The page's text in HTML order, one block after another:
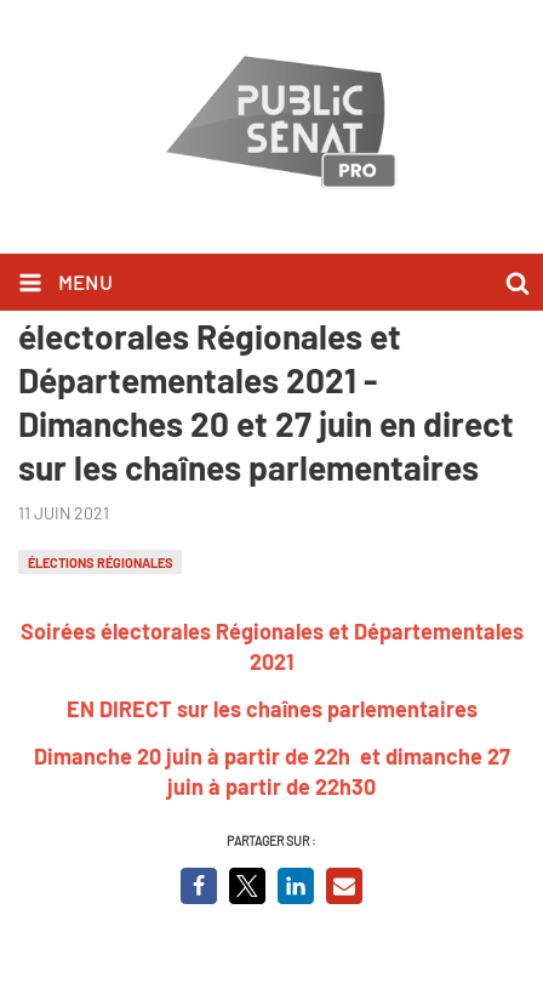
MENU
Public Sénat / LCP-AN : Soirées
électorales Régionales et
Départementales 2021 -
Dimanches 20 et 27 juin en direct
sur les chaînes parlementaires
11 JUIN 2021
ÉLECTIONS RÉGIONALES
Soirées électorales Régionales et Départementales
2021
EN DIRECT sur les chaînes parlementaires
Dimanche 20 juin à partir de 22h et dimanche 27
juin à partir de 22h30
PARTAGER SUR :